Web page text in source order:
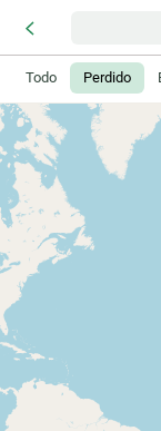
Todo Perdido